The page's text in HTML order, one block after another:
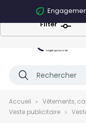
Engagement
Accueil
Vêtements,
Veste publicitaire
Filter